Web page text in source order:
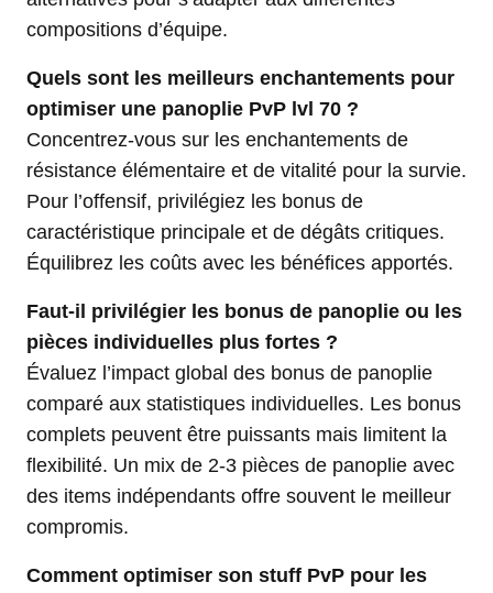
compositions d’équipe.
Quels sont les meilleurs enchantements pour
optimiser une panoplie PvP lvl 70 ?
Concentrez-vous sur les enchantements de
résistance élémentaire et de vitalité pour la survie.
Pour l’offensif, privilégiez les bonus de
caractéristique principale et de dégâts critiques.
Équilibrez les coûts avec les bénéfices apportés.
Faut-il privilégier les bonus de panoplie ou les
pièces individuelles plus fortes ?
Évaluez l’impact global des bonus de panoplie
comparé aux statistiques individuelles. Les bonus
complets peuvent être puissants mais limitent la
flexibilité. Un mix de 2-3 pièces de panoplie avec
des items indépendants offre souvent le meilleur
compromis.
Comment optimiser son stuff PvP pour les